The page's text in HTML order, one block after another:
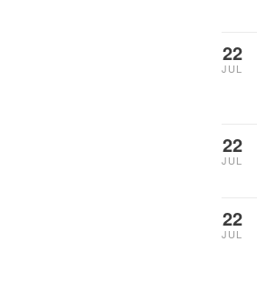
22
JUL
22
JUL
22
JUL